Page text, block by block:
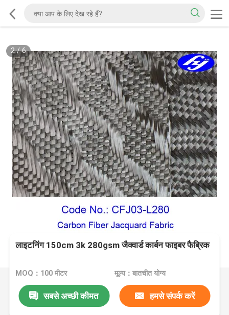
2/6
लाइटनिंग 150cm 3k 280gsm जैक्वार्ड कार्बन फाइबर फैब्रिक
MOQ：100 मीटर मूल्य：बातचीत योग्य
सबसे अच्छी कीमत हमसे संपर्क करें